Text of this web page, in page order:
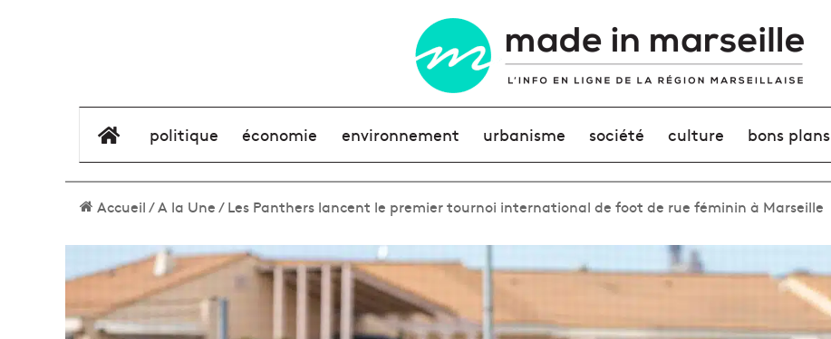
élément de menu
politique économie environnement urbanisme société culture bons plans
Accueil/A la Une/Les Panthers lancent le premier tournoi international de foot de rue féminin à Marseille